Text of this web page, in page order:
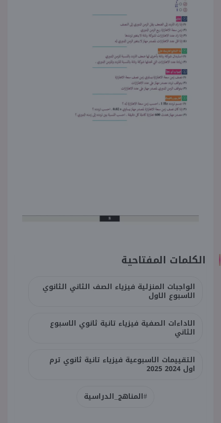
الكلمات المفتاحية
الواجبات المنزلية فيزياء الصف الثاني الثانوي
الاسبوع الاول
الاداءات الصفية فيزياء تانية ثانوي الاسبوع
الثاني
التقييمات الاسبوعية فيزياء تانية ثانوي ترم
اول 2024 2025
#المناهج_الدراسية